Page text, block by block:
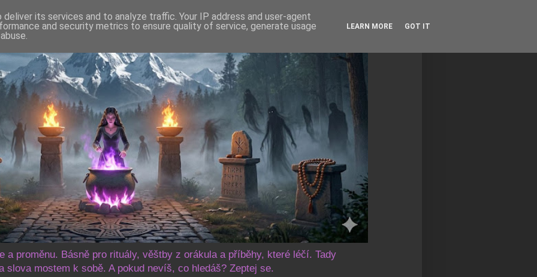
a proměnu. Básně pro rituály, věštby z orákula a příběhy, které léčí. Tady
slova mostem k sobě. A pokud nevíš, co hledáš? Zeptej se.
its services and to analyze traffic. Your IP address and user-agent
and security metrics to ensure quality of service, generate usage
LEARN MORE GOT IT